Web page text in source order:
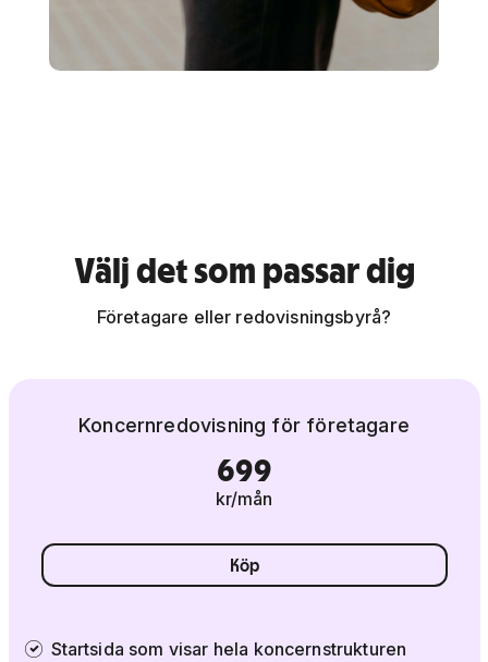
Välj det som passar dig
Företagare eller redovisningsbyrå?
Koncernredovisning för företagare
699
kr/mån
Köp
Startsida som visar hela koncernstrukturen